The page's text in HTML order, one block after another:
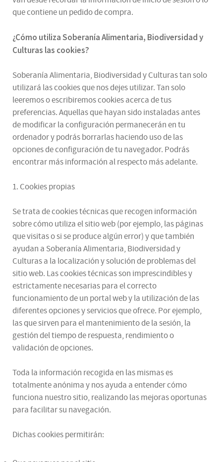
que contiene un pedido de compra.
¿Cómo utilizaSoberanía Alimentaria, Biodiversidad y
Culturas las cookies?
Soberanía Alimentaria, Biodiversidad y Culturas tan solo
utilizará las cookies que nos dejes utilizar. Tan solo
leeremos o escribiremos cookies acerca de tus
preferencias. Aquellas que hayan sido instaladas antes
de modificar la configuración permanecerán en tu
ordenador y podrás borrarlas haciendo uso de las
opciones de configuración de tu navegador. Podrás
encontrar más información al respecto más adelante.
1. Cookies propias
Se trata de cookies técnicas que recogen información
sobre cómo utiliza el sitio web (por ejemplo, las páginas
que visitas o si se produce algún error) y que también
ayudan a Soberanía Alimentaria, Biodiversidad y
Culturas a la localización y solución de problemas del
sitio web. Las cookies técnicas son imprescindibles y
estrictamente necesarias para el correcto
funcionamiento de un portal web y la utilización de las
diferentes opciones y servicios que ofrece. Por ejemplo,
las que sirven para el mantenimiento de la sesión, la
gestión del tiempo de respuesta, rendimiento o
validación de opciones.
Toda la información recogida en las mismas es
totalmente anónima y nos ayuda a entender cómo
funciona nuestro sitio, realizando las mejoras oportunas
para facilitar su navegación.
Dichas cookies permitirán: